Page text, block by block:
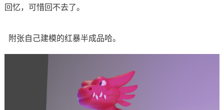
回忆，可惜回不去了。
附张自己建模的红暴半成品哈。